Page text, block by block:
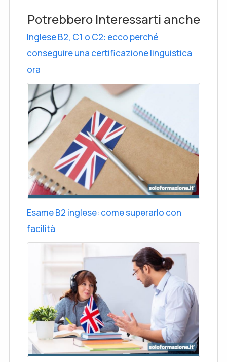
Potrebbero Interessarti anche
Inglese B2, C1 o C2: ecco perché
conseguire una certificazione linguistica
ora
Esame B2 inglese: come superarlo con
facilità